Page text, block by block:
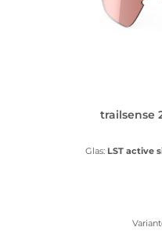
trailsense
Glas: LST active